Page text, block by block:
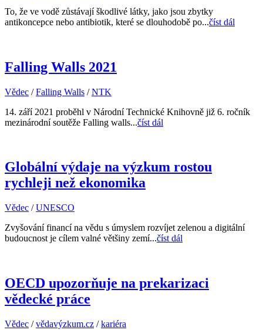
To, že ve vodě zůstávají škodlivé látky, jako jsou zbytky
antikoncepce nebo antibiotik, které se dlouhodobě po...číst dál
Falling Walls 2021
Vědec /Falling Walls /NTK
14. září 2021 proběhl v Národní Technické Knihovně již 6. ročník
mezinárodní soutěže Falling walls...číst dál
Globální výdaje na výzkum rostou
rychleji než ekonomika
Vědec /UNESCO
Zvyšování financí na vědu s úmyslem rozvíjet zelenou a digitální
budoucnost je cílem valné většiny zemí...číst dál
OECD upozorňuje na prekarizaci
vědecké práce
Vědec /vědavýzkum.cz /kariéra